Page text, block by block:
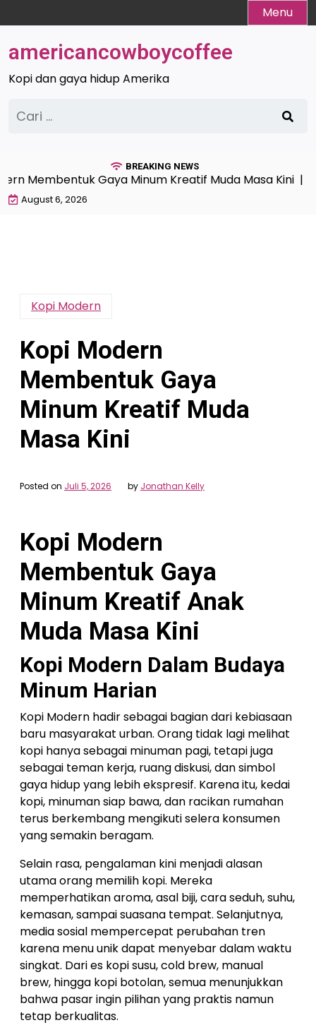
to
Menu
americancowboycoffee
Kopi dan gaya hidup Amerika
untuk:
BREAKING NEWS
Membentuk Gaya Minum Kreatif Muda Masa Kini |
August 6, 2026
Kopi Modern
Kopi Modern
Membentuk Gaya
Minum Kreatif Muda
Masa Kini
Posted on Juli 5, 2026 by Jonathan Kelly
Kopi Modern
Membentuk Gaya
Minum Kreatif Anak
Muda Masa Kini
Kopi Modern Dalam Budaya
Minum Harian
Kopi Modern hadir sebagai bagian dari kebiasaan
baru masyarakat urban. Orang tidak lagi melihat
kopi hanya sebagai minuman pagi, tetapi juga
sebagai teman kerja, ruang diskusi, dan simbol
gaya hidup yang lebih ekspresif. Karena itu, kedai
kopi, minuman siap bawa, dan racikan rumahan
terus berkembang mengikuti selera konsumen
yang semakin beragam.
Selain rasa, pengalaman kini menjadi alasan
utama orang memilih kopi. Mereka
memperhatikan aroma, asal biji, cara seduh, suhu,
kemasan, sampai suasana tempat. Selanjutnya,
media sosial mempercepat perubahan tren
karena menu unik dapat menyebar dalam waktu
singkat. Dari es kopi susu, cold brew, manual
brew, hingga kopi botolan, semua menunjukkan
bahwa pasar ingin pilihan yang praktis namun
tetap berkualitas.